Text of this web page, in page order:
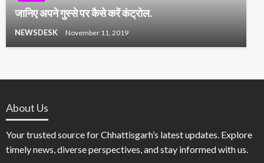
जानिए अपने गुस्से पर कैसे करें कंट्रोल.
NEWSDESK November 11, 2019
About Us
Your trusted source for Chhattisgarh’s latest updates. Explore
timely news, diverse perspectives, and stay informed with us.